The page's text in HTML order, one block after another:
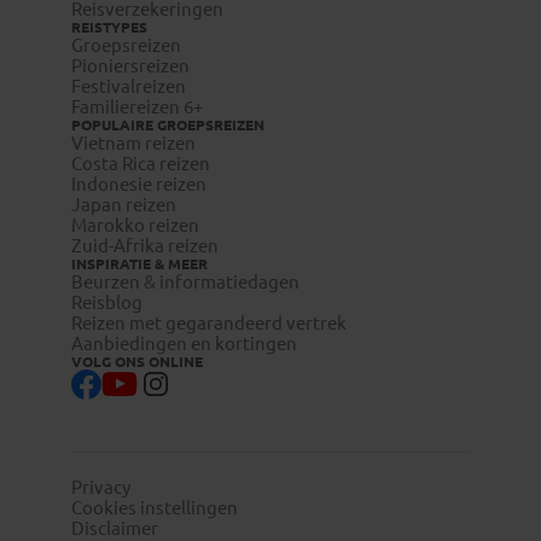
Reisverzekeringen
REISTYPES
Groepsreizen
Pioniersreizen
Festivalreizen
Familiereizen 6+
POPULAIRE GROEPSREIZEN
Vietnam reizen
Costa Rica reizen
Indonesie reizen
Japan reizen
Marokko reizen
Zuid-Afrika reizen
INSPIRATIE & MEER
Beurzen & informatiedagen
Reisblog
Reizen met gegarandeerd vertrek
Aanbiedingen en kortingen
VOLG ONS ONLINE
Privacy
Cookies instellingen
Disclaimer